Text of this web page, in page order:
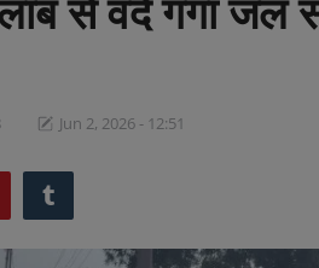
से वंदे गंगा जल
Jun 2, 2026 - 12:51